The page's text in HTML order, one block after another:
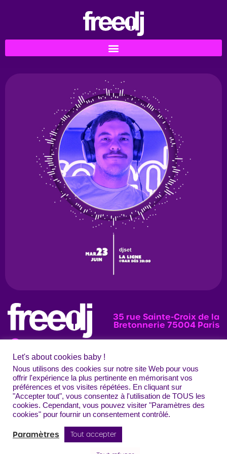
35 rue Sainte-Croix de la
Bretonnerie 75004 Paris
News Programmation Évènements
Photos
ContactMentions légalesConfidentialitéCGUCrédits
Freedj Paris – Tous droits réservés
Let's about cookies baby !
Nous utilisons des cookies sur notre site Web pour vous
offrir l'expérience la plus pertinente en mémorisant vos
préférences et vos visites répétées. En cliquant sur
"Accepter tout", vous consentez à l'utilisation de TOUS les
cookies. Cependant, vous pouvez visiter "Paramètres des
cookies" pour fournir un consentement contrôlé.
Paramètres Tout accepter